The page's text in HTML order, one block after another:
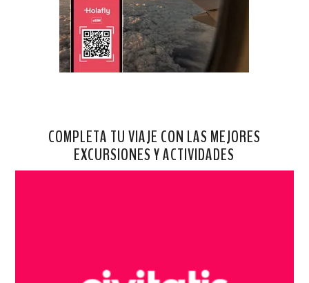
COMPLETA TU VIAJE CON LAS MEJORES
EXCURSIONES Y ACTIVIDADES